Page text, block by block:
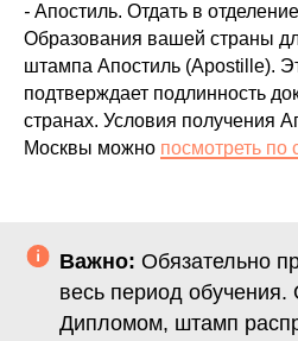
- Апостиль. Отдать в
Образования вашей страны
штампа Апостиль (Apostille).
подтверждает подлинность
странах. Условия получения
Москвы можно посмотреть по
Важно: Обязательно
весь период
Дипломом, штамп